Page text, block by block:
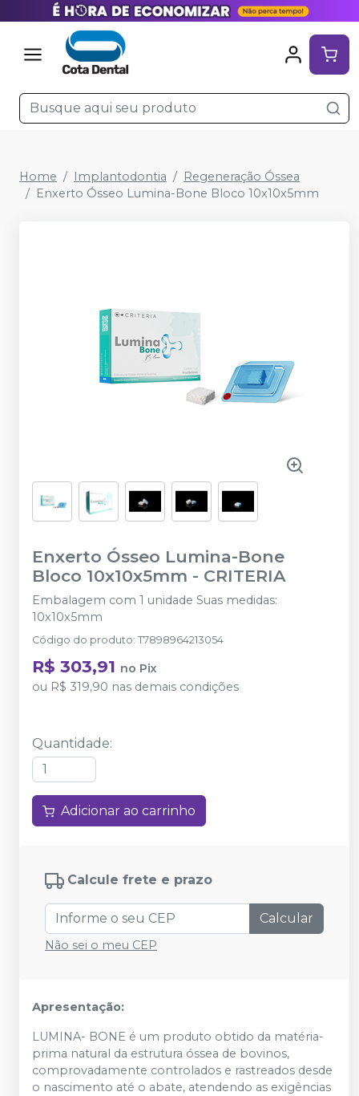
Home Implantodontia
Regeneração Óssea
Enxerto Ósseo Lumina-Bone Bloco 10x10x5mm
Enxerto Ósseo Lumina-Bone
Bloco 10x10x5mm - CRITERIA
Embalagem com 1 unidade Suas medidas:
10x10x5mm
Código do produto: T7898964213054
R$ 303,91 no Pix
ou R$ 319,90 nas demais condições
Quantidade:
Adicionar ao carrinho
Calcule frete e prazo
Calcular
Não sei o meu CEP
Apresentação:
LUMINA- BONE é um produto obtido da matéria-
prima natural da estrutura óssea de bovinos,
comprovadamente controlados e rastreados desde
o nascimento até o abate, atendendo as exigências